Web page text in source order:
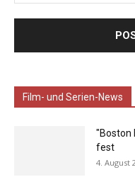
Film- und Serien-News
"Boston
fest
4. August